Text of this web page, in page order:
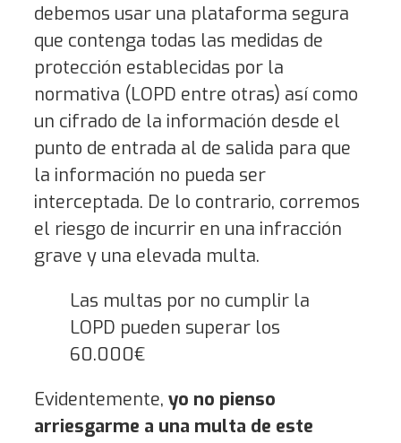
debemos usar una plataforma segura
que contenga todas las medidas de
protección establecidas por la
normativa (LOPD entre otras) así como
un cifrado de la información desde el
punto de entrada al de salida para que
la información no pueda ser
interceptada. De lo contrario, corremos
el riesgo de incurrir en una infracción
grave y una elevada multa.
Las multas por no cumplir la
LOPD pueden superar los
60.000€
Evidentemente, yo no pienso
arriesgarme a una multa de este